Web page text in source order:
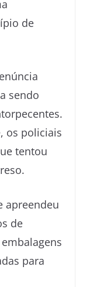
de
sendo
os policiais
tentou
apreendeu
de
para